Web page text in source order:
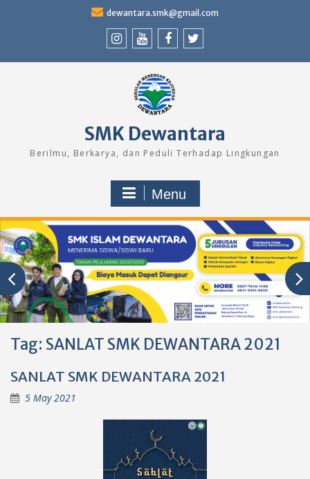
dewantara.smk@gmail.com
SMK Dewantara
Berilmu, Berkarya, dan Peduli Terhadap Lingkungan
Menu
Tag: SANLAT SMK DEWANTARA 2021
SANLAT SMK DEWANTARA 2021
5 May 2021